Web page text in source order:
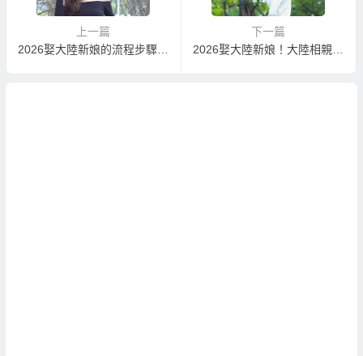
上一篇
2026娶大陸新娘的流程步驟(二)：大陸相親資料的準備與報名確認！
下一篇
2026娶大陸新娘！大陸相親何時有團？是否有固定出團日期？